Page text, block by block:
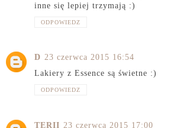
inne się lepiej trzymają :)
ODPOWIEDZ
D 23 czerwca 2015 16:54
Lakiery z Essence są świetne :)
ODPOWIEDZ
TERII 23 czerwca 2015 17:00